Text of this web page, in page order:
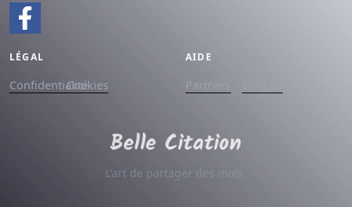
LÉGAL
ConfidentialitéCookies
AIDE
Partners
L'art de partager des mots.